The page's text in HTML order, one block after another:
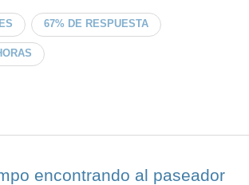
67% DE RESPUESTA
encontrando al paseador